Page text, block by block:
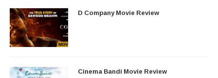
D Company Movie Review
Cinema Bandi Movie Review